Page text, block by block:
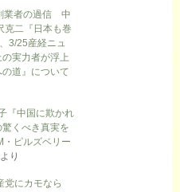
業者の過信 中
二『日本も巻
3/25産経ニュ
実力者が浮上
道』について
『中国に欺かれ
くべき真実を
ピルズベリー
より
にカモなら